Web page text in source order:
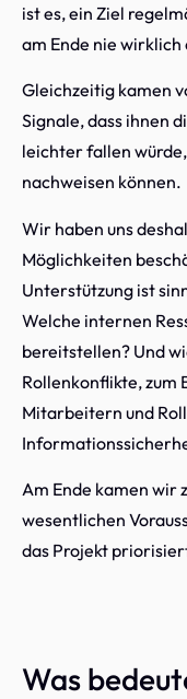
ist es, ein Ziel
am Ende nie wirklich
Gleichzeitig kamen
Signale, dass ihnen
leichter fallen
nachweisen können.
Wir haben uns
Möglichkeiten
Unterstützung ist
Welche internen
bereitstellen? Und
Rollenkonflikte, zum
Mitarbeitern und
Am Ende kamen wir
wesentlichen
das Projekt
Was